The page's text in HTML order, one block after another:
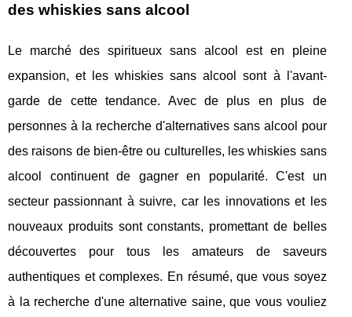
des whiskies sans alcool
Le marché des spiritueux sans alcool est en pleine
expansion, et les whiskies sans alcool sont à l'avant-
garde de cette tendance. Avec de plus en plus de
personnes à la recherche d'alternatives sans alcool pour
des raisons de bien-être ou culturelles, les whiskies sans
alcool continuent de gagner en popularité. C'est un
secteur passionnant à suivre, car les innovations et les
nouveaux produits sont constants, promettant de belles
découvertes pour tous les amateurs de saveurs
authentiques et complexes. En résumé, que vous soyez
à la recherche d'une alternative saine, que vous vouliez